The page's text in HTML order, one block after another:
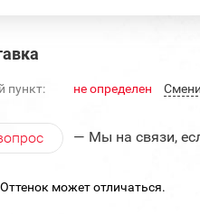
пункт: не определен
— Мы на связи,
может отличаться.